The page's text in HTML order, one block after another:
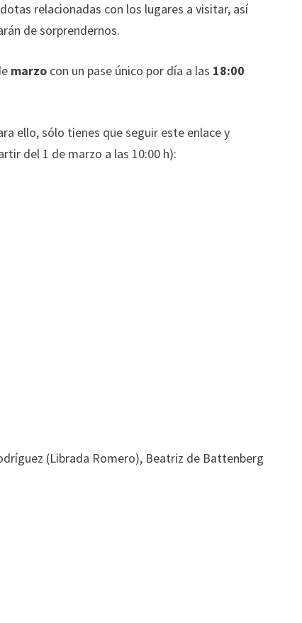
relacionadas con los lugares a visitar, así
de sorprendernos.
marzo con un pase único por día a las 18:00
ello, sólo tienes que seguir este enlace y
del 1 de marzo a las 10:00 h):
(Librada Romero), Beatriz de Battenberg